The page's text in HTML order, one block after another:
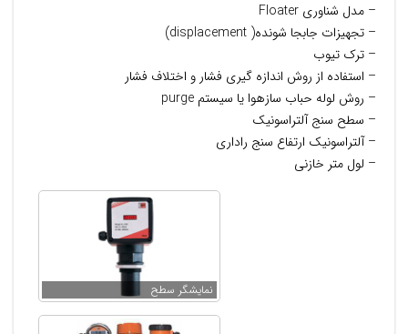
– مدل شناوری Floater
– تجهیزات جابجا شونده( displacement)
– ترک تیوب
– استفاده از روش اندازه گیری فشار و اختلاف فشار
– روش لوله حباب سازهوا یا سیستم purge
– سطح سنج آلتراسونیک
– آلتراسونیک ارتفاع سنج راداری
– لول متر خازنی
نمایشگر سطح